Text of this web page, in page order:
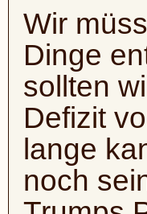
Wir
Dinge
sollten
Defizit
lange
noch